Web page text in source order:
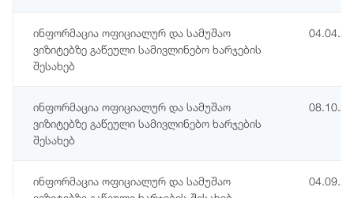
ინფორმაცია ოფიციალურ და სამუშაო
ვიზიტებზე გაწეული სამივლინებო ხარჯების
შესახებ
ინფორმაცია ოფიციალურ და სამუშაო
ვიზიტებზე გაწეული სამივლინებო ხარჯების
შესახებ
ინფორმაცია ოფიციალურ და სამუშაო